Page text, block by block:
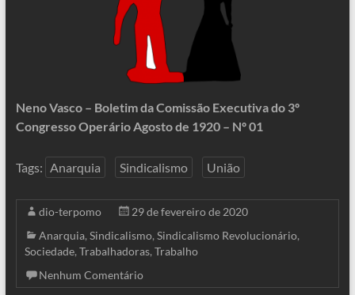
Neno Vasco – Boletim da Comissão Executiva do 3º
Congresso Operário Agosto de 1920 – Nº 01
Tags: Anarquia Sindicalismo União
dio-terpomo
29 de fevereiro de 2020
Anarquia, Sindicalismo, Sindicalismo Revolucionário,
Sociedade, Trabalhadoras, Trabalho
Nenhum Comentário